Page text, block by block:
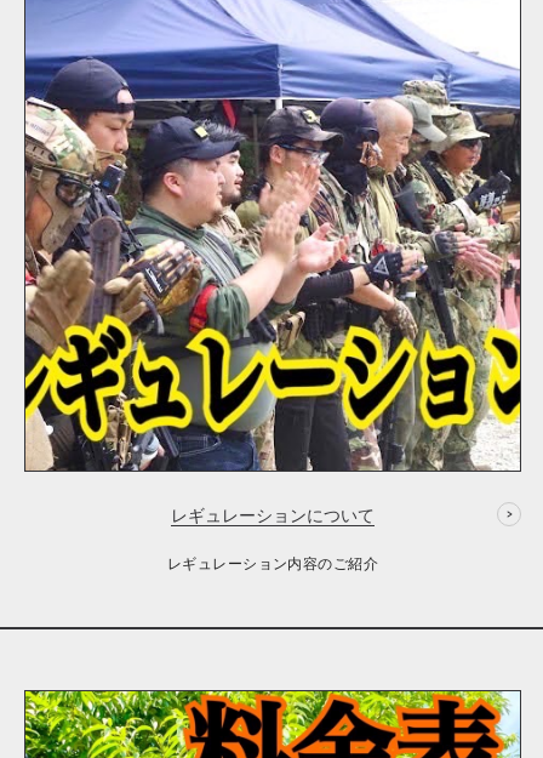
レギュレーションについて
レギュレーション内容のご紹介